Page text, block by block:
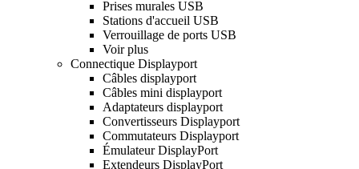
Prises murales USB
Stations d'accueil USB
Verrouillage de ports USB
Voir plus
Connectique Displayport
Câbles displayport
Câbles mini displayport
Adaptateurs displayport
Convertisseurs Displayport
Commutateurs Displayport
Émulateur DisplayPort
Extendeurs DisplayPort